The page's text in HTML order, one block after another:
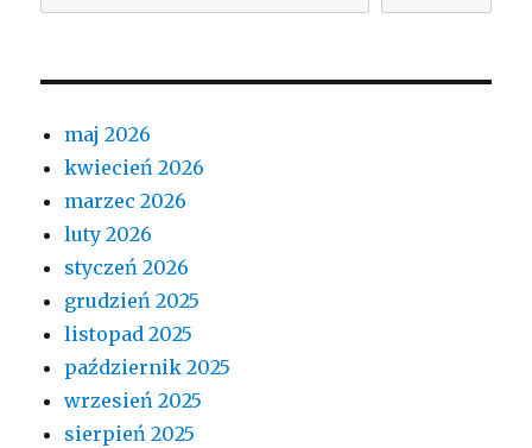
maj 2026
kwiecień 2026
marzec 2026
luty 2026
styczeń 2026
grudzień 2025
listopad 2025
październik 2025
wrzesień 2025
sierpień 2025